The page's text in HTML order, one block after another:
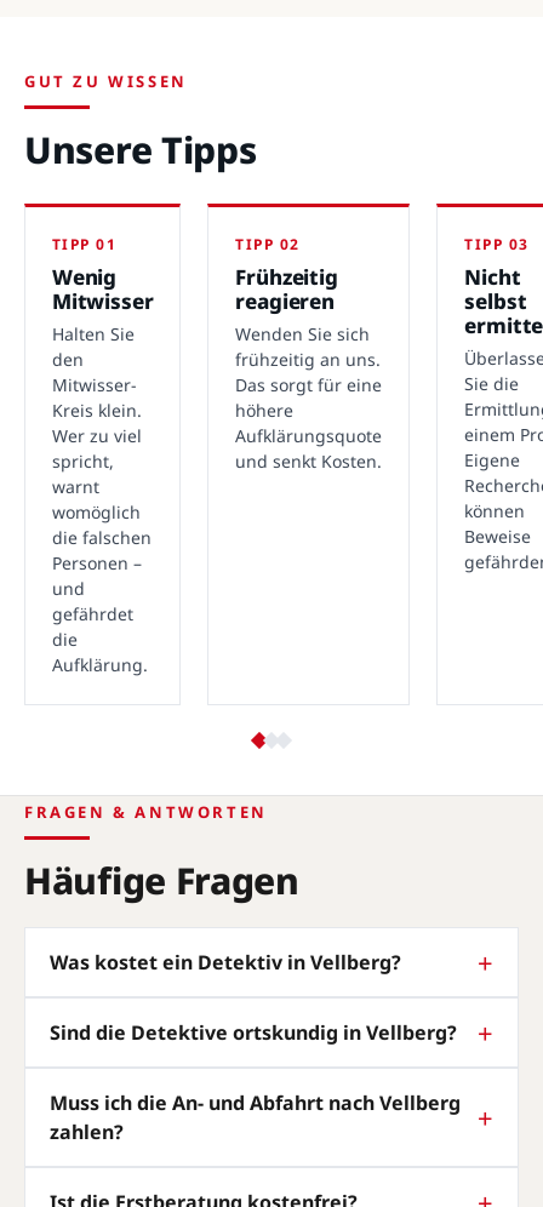
GUT ZU WISSEN
Unsere Tipps
TIPP 01
Wenig
Mitwisser
Halten Sie
den
Mitwisser-
Kreis klein.
Wer zu viel
spricht,
warnt
womöglich
die falschen
Personen –
und
gefährdet
die
Aufklärung.
TIPP 02
Frühzeitig
reagieren
Wenden Sie sich
frühzeitig an uns.
Das sorgt für eine
höhere
Aufklärungsquote
und senkt Kosten.
TIPP 03
Nicht
selbst
Sie die
einem
Eigene
können
Beweise
FRAGEN & ANTWORTEN
Häufige Fragen
Was kostet ein Detektiv in Vellberg?
Sind die Detektive ortskundig in Vellberg?
Muss ich die An- und Abfahrt nach Vellberg
zahlen?
Ist die Erstberatung kostenfrei?